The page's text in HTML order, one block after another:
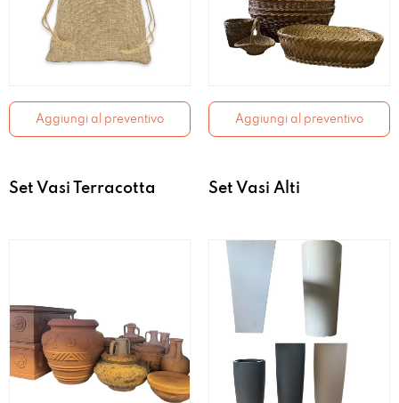
Aggiungi al preventivo Aggiungi al preventivo
Set Vasi Terracotta Set Vasi Alti